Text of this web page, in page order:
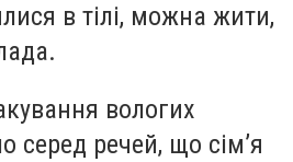
в тілі, можна жити,
вологих
серед речей, що сім’я